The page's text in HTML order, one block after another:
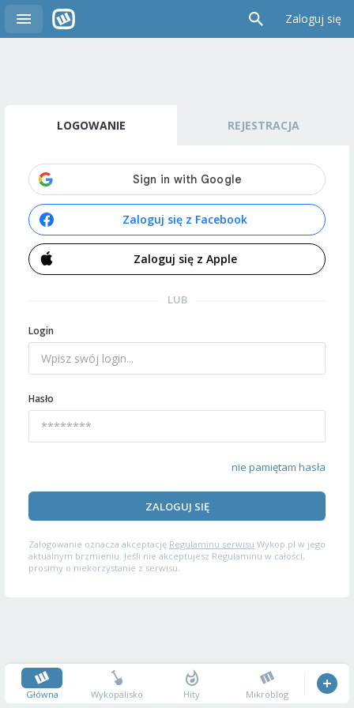
Zaloguj się
LOGOWANIE REJESTRACJA
Zaloguj się z Facebook
Zaloguj się z Apple
LUB
Login
Hasło
nie pamiętam hasła
ZALOGUJ SIĘ
Zalogowanie oznacza akceptację Regulaminu serwisu Wykop.pl w jego
aktualnym brzmieniu. Jeśli nie akceptujesz Regulaminu w całości,
prosimy o niekorzystanie z serwisu.
Główna Wykopalisko Hity Mikroblog